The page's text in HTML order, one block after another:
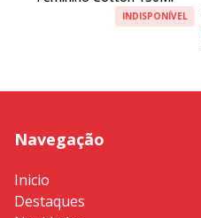
INDISPONÍVEL
Navegação
Inicio
Destaques